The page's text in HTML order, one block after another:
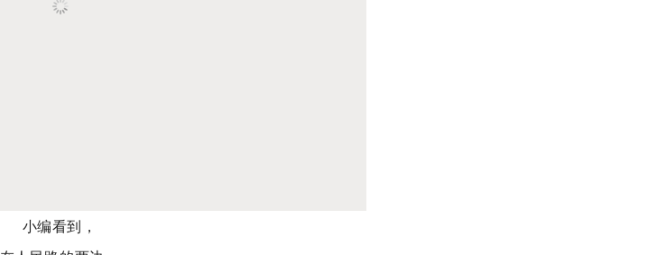
小编看到，